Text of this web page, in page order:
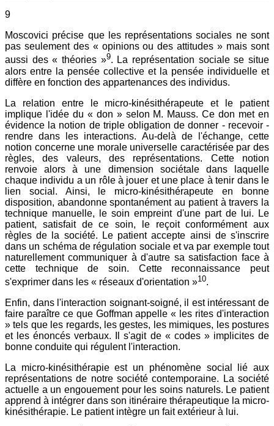
9
Moscovici précise que les représentations sociales ne sont
pas seulement des « opinions ou des attitudes » mais sont
aussi des « théories »9. La représentation sociale se situe
alors entre la pensée collective et la pensée individuelle et
diffère en fonction des appartenances des individus.
La relation entre le micro-kinésithérapeute et le patient
implique l'idée du « don » selon M. Mauss. Ce don met en
évidence la notion de triple obligation de donner - recevoir -
rendre dans les interactions. Au-delà de l'échange, cette
notion concerne une morale universelle caractérisée par des
règles, des valeurs, des représentations. Cette notion
renvoie alors à une dimension sociétale dans laquelle
chaque individu a un rôle à jouer et une place à tenir dans le
lien social. Ainsi, le micro-kinésithérapeute en bonne
disposition, abandonne spontanément au patient à travers la
technique manuelle, le soin empreint d'une part de lui. Le
patient, satisfait de ce soin, le reçoit conformément aux
règles de la société. Le patient accepte ainsi de s'inscrire
dans un schéma de régulation sociale et va par exemple tout
naturellement communiquer à d'autre sa satisfaction face à
cette technique de soin. Cette reconnaissance peut
s'exprimer dans les « réseaux d'orientation »10.
Enfin, dans l'interaction soignant-soigné, il est intéressant de
faire paraître ce que Goffman appelle « les rites d'interaction
» tels que les regards, les gestes, les mimiques, les postures
et les énoncés verbaux. Il s'agit de « codes » implicites de
bonne conduite qui régulent l'interaction.
La micro-kinésithérapie est un phénomène social lié aux
représentations de notre société contemporaine. La société
actuelle a un engouement pour les soins naturels. Le patient
apprend à intégrer dans son itinéraire thérapeutique la micro-
kinésithérapie. Le patient intègre un fait extérieur à lui.